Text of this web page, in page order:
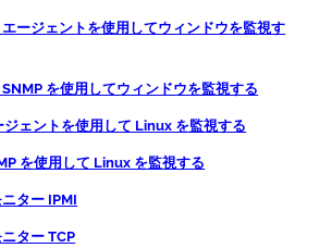
ージェントを使用してウィンドウを監視す
を使用してウィンドウを監視する
ェントを使用して Linux を監視する
を使用して Linux を監視する
ター IPMI
ター TCP